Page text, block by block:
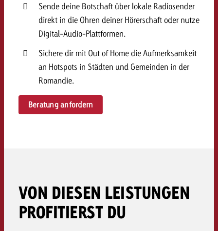
Sende deine Botschaft über lokale Radiosender
direkt in die Ohren deiner Hörerschaft oder nutze
Digital-Audio-Plattformen.
Sichere dir mit Out of Home die Aufmerksamkeit
an Hotspots in Städten und Gemeinden in der
Romandie.
Beratung anfordern
VON DIESEN LEISTUNGEN
PROFITIERST DU